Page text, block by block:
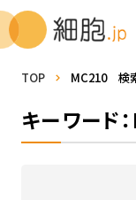
TOP MC210 検
キーワード